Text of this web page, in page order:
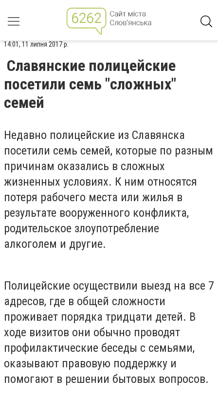
14:01, 11 липня 2017 р.
Славянские полицейские
посетили семь "сложных"
семей
Недавно полицейские из Славянска
посетили семь семей, которые по разным
причинам оказались в сложных
жизненных условиях. К ним относятся
потеря рабочего места или жилья в
результате вооруженного конфликта,
родительское злоупотребление
алкоголем и другие.
Полицейские осуществили выезд на все 7
адресов, где в общей сложности
проживает порядка тридцати детей. В
ходе визитов они обычно проводят
профилактические беседы с семьями,
оказывают правовую поддержку и
помогают в решении бытовых вопросов.